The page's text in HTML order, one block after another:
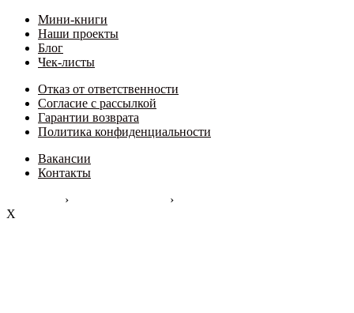
Мини-книги
Наши проекты
Блог
Чек-листы
Отказ от ответственности
Согласие с рассылкой
Гарантии возврата
Политика конфиденциальности
Вакансии
Контакты
› ›
X